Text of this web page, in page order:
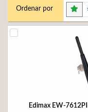
Ordenar por
Edimax EW-